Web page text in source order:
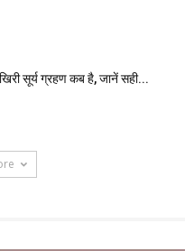
सूर्य ग्रहण कब है, जानें सही...